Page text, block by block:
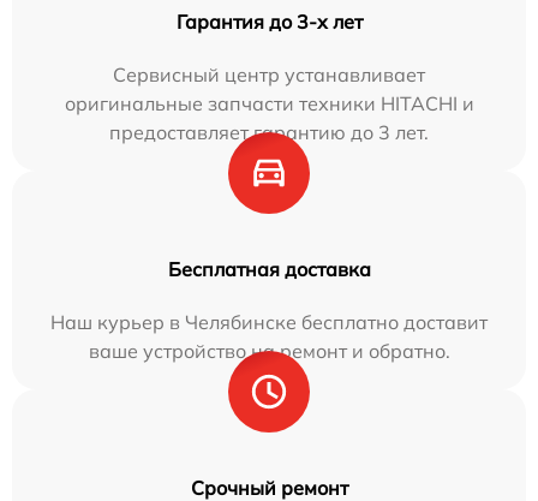
Гарантия до 3-х лет
Сервисный центр устанавливает
оригинальные запчасти техники HITACHI и
предоставляет гарантию до 3 лет.
Бесплатная доставка
Наш курьер в Челябинске бесплатно доставит
ваше устройство на ремонт и обратно.
Срочный ремонт